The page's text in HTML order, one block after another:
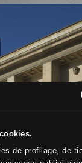
de profilage, de